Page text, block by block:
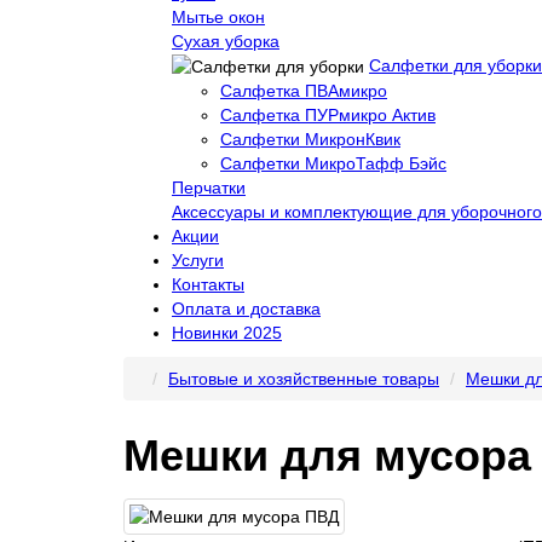
Мытье окон
Сухая уборка
Салфетки для уборки
Салфетка ПВАмикро
Салфетка ПУРмикро Актив
Салфетки МикронКвик
Салфетки МикроТафф Бэйс
Перчатки
Аксессуары и комплектующие для
Акции
Услуги
Контакты
Оплата и доставка
Новинки 2025
Бытовые и хозяйственные товары Мешки
Мешки для